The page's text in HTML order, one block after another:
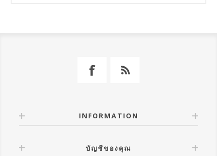
INFORMATION
บัญชีของคุณ